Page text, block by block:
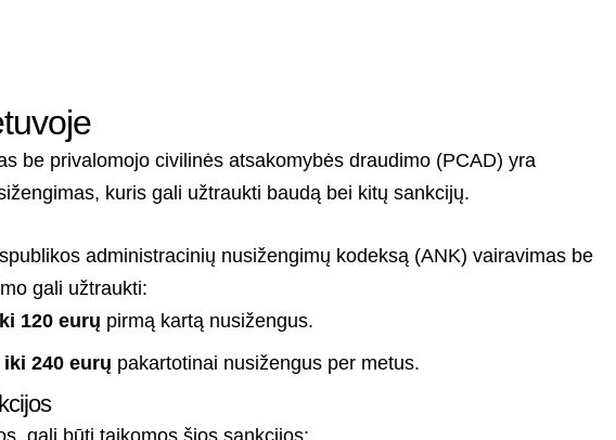
be privalomojo civilinės atsakomybės draudimo (PCAD) yra
kuris gali užtraukti baudą bei kitų sankcijų.
administracinių nusižengimų kodeksą (ANK) vairavimas be
gali užtraukti:
120 eurų pirmą kartą nusižengus.
240 eurų pakartotinai nusižengus per metus.